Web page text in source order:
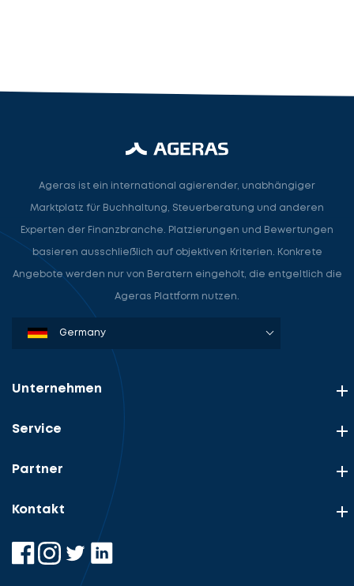
Ageras ist ein international agierender, unabhängiger
Marktplatz für Buchhaltung, Steuerberatung und anderen
Experten der Finanzbranche. Platzierungen und Bewertungen
basieren ausschließlich auf objektiven Kriterien. Konkrete
Angebote werden nur von Beratern eingeholt, die entgeltlich die
Ageras Plattform nutzen.
Denmark
Sweden
Norway
Netherlands
Germany
USA
Unternehmen
Service
Partner
Kontakt